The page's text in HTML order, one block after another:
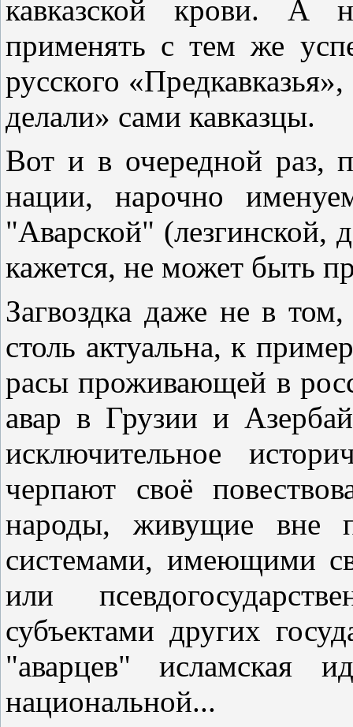
кавказской крови. А
применять с тем же
русского
делали» сами кавказцы.
Вот и в очередной раз,
нации, нарочно
"Аварской" (лезгинской,
кажется, не может быть
Загвоздка даже не в
столь актуальна, к
расы проживающей в
авар в Грузии и
исключительное
черпают своё
народы, живущие вне
системами, имеющими
или
субъектами других
"аварцев" исламская
национальной...